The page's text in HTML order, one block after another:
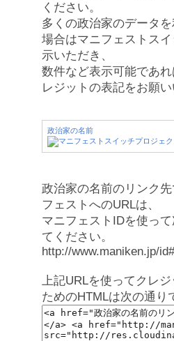
ください。
多くの政治家のデータ
場合はマニフェストス
示いただき、
数件など表示可能であ
レジットの表記をお願い
政治家の名前
政治家の名前のリンク
フェストへのURLは、
マニフェストIDを使っ
てください。
http://www.maniken.jp/
上記URLを使ってクレ
ためのHTMLは次の通り